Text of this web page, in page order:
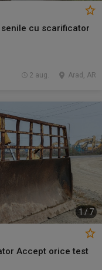
cu scarificator
Arad, AR
2 aug.
1 /7
Accept orice test